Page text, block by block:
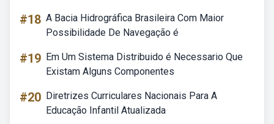
#18 A Bacia Hidrográfica Brasileira Com Maior
Possibilidade De Navegação é
#19 Em Um Sistema Distribuido é Necessario Que
Existam Alguns Componentes
#20 Diretrizes Curriculares Nacionais Para A
Educação Infantil Atualizada